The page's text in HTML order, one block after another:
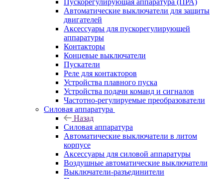
Пускорегулирующая аппаратура (ПРА)
Автоматические выключатели для защиты
двигателей
Аксессуары для пускорегулирующей
аппаратуры
Контакторы
Концевые выключатели
Пускатели
Реле для контакторов
Устройства плавного пуска
Устройства подачи команд и сигналов
Частотно-регулируемые преобразователи
Силовая аппаратура
Назад
Силовая аппаратура
Автоматические выключатели в литом
корпусе
Аксессуары для силовой аппаратуры
Воздушные автоматические выключатели
Выключатели-разъединители